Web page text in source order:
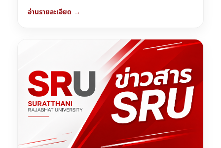
อ่านรายละเอียด →